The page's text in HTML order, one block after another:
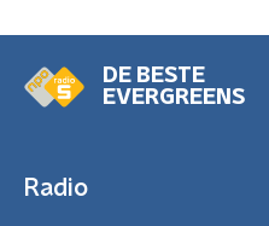
DE BESTE
EVERGREENS
Radio